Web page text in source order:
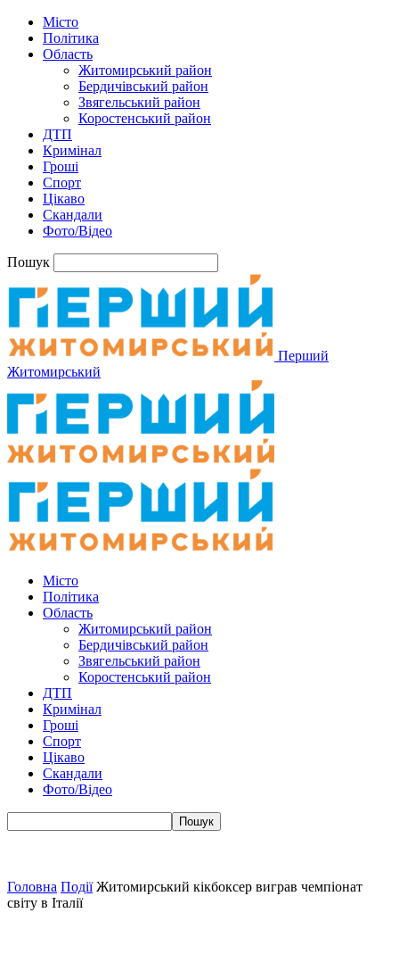
Місто
Політика
Область
Житомирський район
Бердичівський район
Звягельський район
Коростенський район
ДТП
Кримінал
Гроші
Спорт
Цікаво
Скандали
Фото/Відео
Пошук
Перший
Житомирський
Місто
Політика
Область
Житомирський район
Бердичівський район
Звягельський район
Коростенський район
ДТП
Кримінал
Гроші
Спорт
Цікаво
Скандали
Фото/Відео
Головна Події Житомирський кікбоксер виграв чемпіонат
світу в Італії